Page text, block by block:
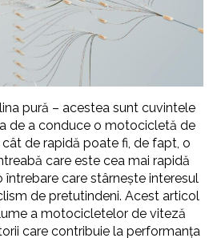
pură – acestea sunt cuvintele
de a conduce o motocicletă de
de rapidă poate fi, de fapt, o
care este cea mai rapidă
care stârnește interesul
de pretutindeni. Acest articol
a motocicletelor de viteză
care contribuie la performanța